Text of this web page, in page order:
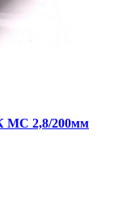
МС 2,8/200мм